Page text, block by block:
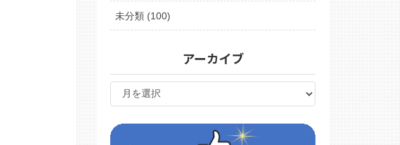
未分類 (100)
アーカイブ